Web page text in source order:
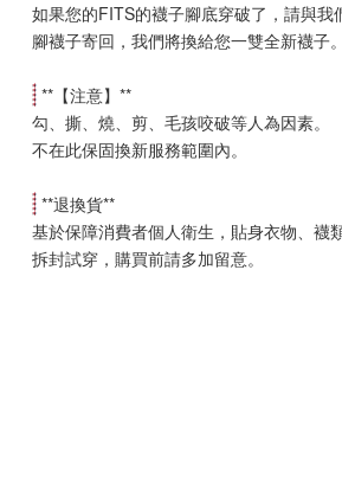
如果您的FITS的襪子腳底穿破了，請與
腳襪子寄回，我們將換給您一雙全新襪子
**【注意】**
勾、撕、燒、剪、毛孩咬破等人為因素。
不在此保固換新服務範圍內。
**退換貨**
基於保障消費者個人衛生，貼身衣物、襪
拆封試穿，購買前請多加留意。